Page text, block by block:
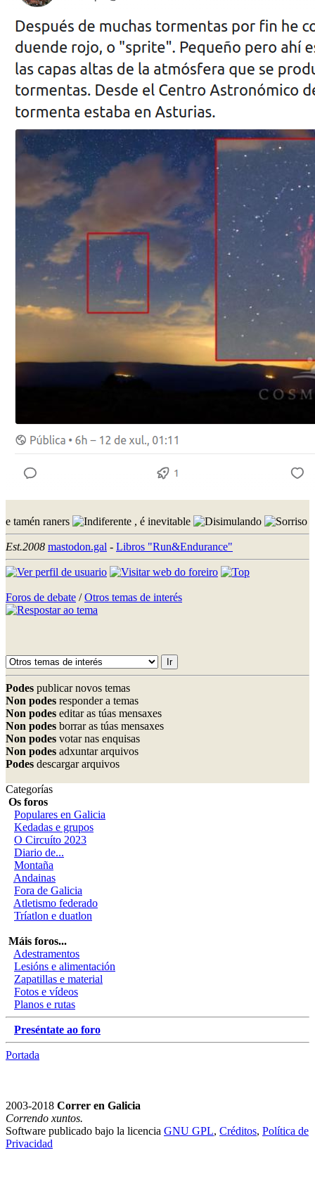
e tamén raners , é inevitable
Est.2008 mastodon.gal - Libros "Run&Endurance"
Foros de debate /Otros temas de interés
Podes publicar novos temas
Non podes responder a temas
Non podes editar as túas mensaxes
Non podes borrar as túas mensaxes
Non podes votar nas enquisas
Non podes adxuntar arquivos
Podes descargar arquivos
Categorías
Os foros
Populares en Galicia
Kedadas e grupos
O Circuíto 2023
Diario de...
Montaña
Andainas
Fora de Galicia
Atletismo federado
Tríatlon e duatlon
Máis foros...
Adestramentos
Lesións e alimentación
Zapatillas e material
Fotos e vídeos
Planos e rutas
Preséntate ao foro
Portada
2003-2018 Correr en Galicia
Correndo xuntos.
Software publicado bajo la licencia GNU GPL, Créditos, Política de
Privacidad